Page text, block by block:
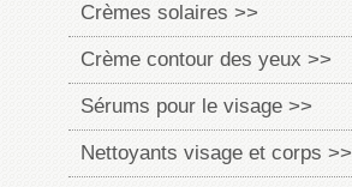
Crèmes solaires >>
Crème contour des yeux >>
Sérums pour le visage >>
Nettoyants visage et corps >>